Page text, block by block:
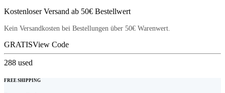
Kostenloser Versand ab 50€ Bestellwert
Kein Versandkosten bei Bestellungen über 50€ Warenwert.
GRATISView Code
288 used
FREE SHIPPING